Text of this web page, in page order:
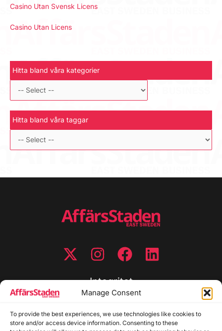
Manage Consent
To provide the best experiences, we use technologies like cookies to
store and/or access device information. Consenting to these
Casino Utan Svensk Licens
Casino Utan Licens
Hitta bland våra kategorier
Hitta bland våra taggar
Integritet
Cookiepolicy
Disclaimer